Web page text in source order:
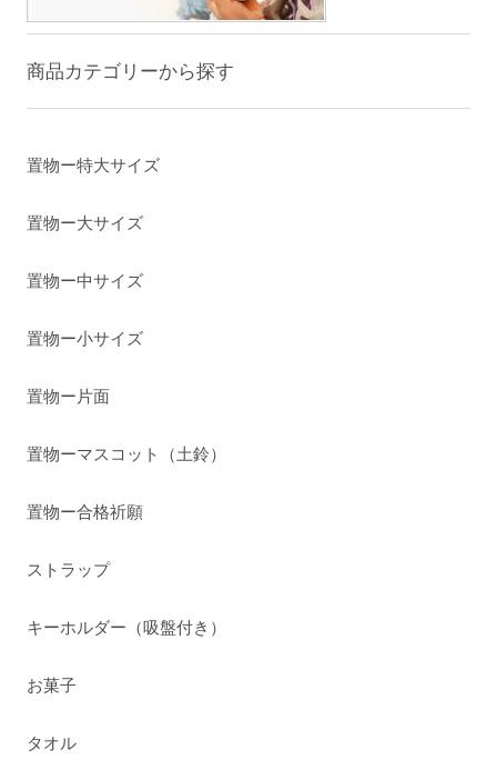
商品カテゴリーから探す
置物ー特大サイズ
置物ー大サイズ
置物ー中サイズ
置物ー小サイズ
置物ー片面
置物ーマスコット（土鈴）
置物ー合格祈願
ストラップ
キーホルダー（吸盤付き）
お菓子
タオル